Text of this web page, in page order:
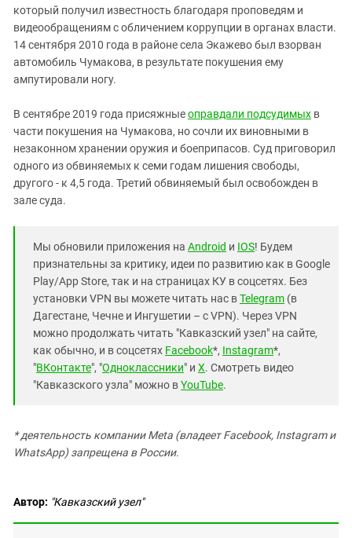
который получил известность благодаря проповедям и
видеообращениям с обличением коррупции в органах власти.
14 сентября 2010 года в районе села Экажево был взорван
автомобиль Чумакова, в результате покушения ему
ампутировали ногу.
В сентябре 2019 года присяжныеоправдали подсудимых в
части покушения на Чумакова, но сочли их виновными в
незаконном хранении оружия и боеприпасов. Суд приговорил
одного из обвиняемых к семи годам лишения свободы,
другого - к 4,5 года. Третий обвиняемый был освобожден в
зале суда.
Мы обновили приложения на Android и IOS! Будем
признательны за критику, идеи по развитию как в Google
Play/App Store, так и на страницах КУ в соцсетях. Без
установки VPN вы можете читать нас вTelegram (в
Дагестане, Чечне и Ингушетии – с VPN). Через VPN
можно продолжать читать "Кавказский узел" на сайте,
как обычно, и в соцсетях Facebook*, Instagram*,
"ВКонтакте", "Одноклассники" и X. Смотреть видео
"Кавказского узла" можно вYouTube.
* деятельность компании Meta (владеет Facebook, Instagram и
WhatsApp) запрещена в России.
Автор: "Кавказский узел"